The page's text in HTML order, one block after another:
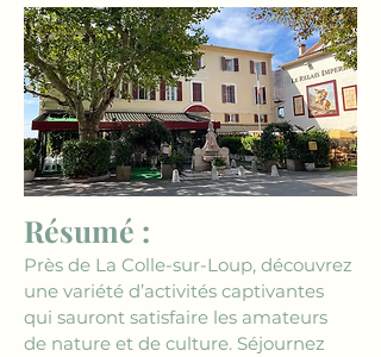
Résumé :
Près de La Colle-sur-Loup, découvrez
une variété d’activités captivantes
qui sauront satisfaire les amateurs
de nature et de culture. Séjournez